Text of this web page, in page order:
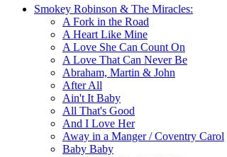
Smokey Robinson & The Miracles:
A Fork in the Road
A Heart Like Mine
A Love She Can Count On
A Love That Can Never Be
Abraham, Martin & John
After All
Ain't It Baby
All That's Good
And I Love Her
Away in a Manger / Coventry Carol
Baby Baby